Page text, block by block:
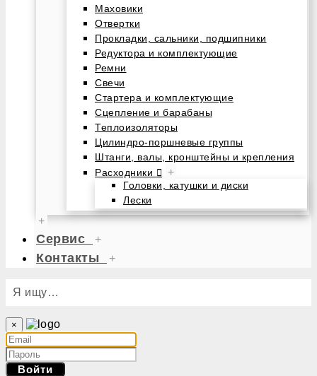
Маховики
Отвертки
Прокладки, сальники, подшипники
Редуктора и комплектующие
Ремни
Свечи
Стартера и комплектующие
Сцепление и барабаны
Теплоизоляторы
Цилиндро-поршневые группы
Штанги, валы, кронштейны и крепления
Расходники
+
Головки, катушки и диски
Лески
+
Сервис +
Контакты +
Я ищу…
×
Войти